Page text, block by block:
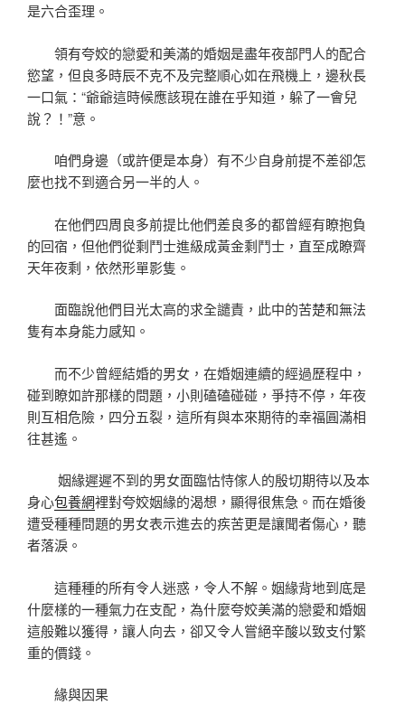
是六合歪理。
領有夸姣的戀愛和美滿的婚姻是盡年夜部門人的配合
慾望，但良多時辰不克不及完整順心如在飛機上，邊秋長
一口氣：“爺爺這時候應該現在誰在乎知道，躲了一會兒
說？！”意。
咱們身邊（或許便是本身）有不少自身前提不差卻怎
麼也找不到適合另一半的人。
在他們四周良多前提比他們差良多的都曾經有瞭抱負
的回宿，但他們從剩鬥士進級成黃金剩鬥士，直至成瞭齊
天年夜剩，依然形單影隻。
面臨說他們目光太高的求全譴責，此中的苦楚和無法
隻有本身能力感知。
而不少曾經結婚的男女，在婚姻連續的經過歷程中，
碰到瞭如許那樣的問題，小則磕磕碰碰，爭持不停，年夜
則互相危險，四分五裂，這所有與本來期待的幸福圓滿相
往甚遙。
姻緣遲遲不到的男女面臨怙恃傢人的殷切期待以及本
身心包養網裡對夸姣姻緣的渴想，顯得很焦急。而在婚後
遭受種種問題的男女表示進去的疾苦更是讓聞者傷心，聽
者落淚。
這種種的所有令人迷惑，令人不解。姻緣背地到底是
什麼樣的一種氣力在支配，為什麼夸姣美滿的戀愛和婚姻
這般難以獲得，讓人向去，卻又令人嘗絕辛酸以致支付繁
重的價錢。
緣與因果